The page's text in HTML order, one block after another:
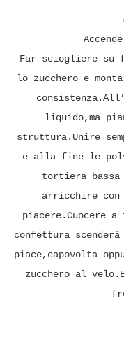
Far sciogliere su
lo zucchero e
liquido,ma
struttura.Unire
e alla fine le
tortiera bassa
arricchire
piacere.Cuocere
confettura
piace,capovolta
zucchero al